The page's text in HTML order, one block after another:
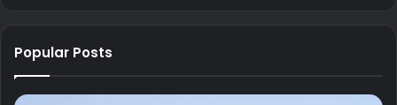
Popular Posts